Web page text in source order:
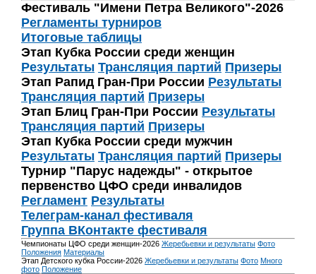
Фестиваль "Имени Петра Великого"-2026
Регламенты турниров
Итоговые таблицы
Этап Кубка России среди женщин
Результаты Трансляция партий Призеры
Этап Рапид Гран-При России Результаты
Трансляция партий Призеры
Этап Блиц Гран-При России Результаты
Трансляция партий Призеры
Этап Кубка России среди мужчин
Результаты Трансляция партий Призеры
Турнир "Парус надежды" - открытое
первенство ЦФО среди инвалидов
Регламент Результаты
Телеграм-канал фестиваля
Группа ВКонтакте фестиваля
Чемпионаты ЦФО среди женщин-2026 Жеребьевки и результаты Фото
Положения Материалы
Этап Детского кубка России-2026 Жеребьевки и результаты Фото Много
фото Положение